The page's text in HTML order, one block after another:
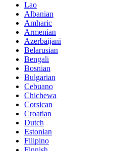
Lao
Albanian
Amharic
Armenian
Azerbaijani
Belarusian
Bengali
Bosnian
Bulgarian
Cebuano
Chichewa
Corsican
Croatian
Dutch
Estonian
Filipino